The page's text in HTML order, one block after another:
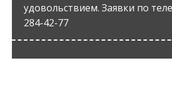
удовольствием. Заявки по
284-42-77